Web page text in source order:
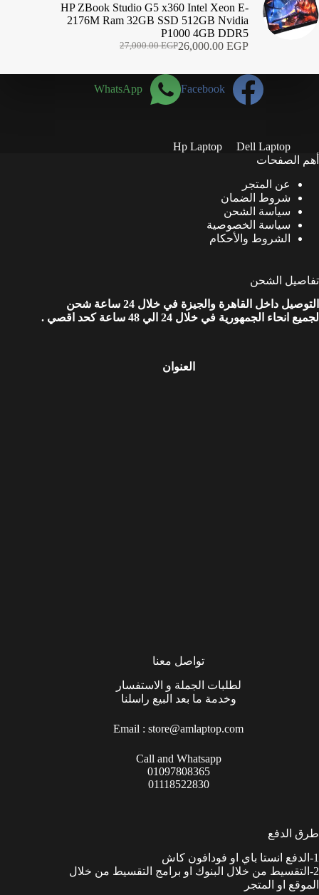
HP ZBook Studio G5 x360 Intel Xeon E-
2176M Ram 32GB SSD 512GB Nvidia
P1000 4GB DDR5
27,000.00EGP
السعر
هو:
27,000.00 EGP.
26,000.00 EGP
السعر
هو:
26,000.00 EGP.Facebook
WhatsApp
Dell Laptop
Hp Laptop
أهم الصفحات
عن المتجر
شروط الضمان
سياسة الشحن
سياسة الخصوصية
الشروط والأحكام
تفاصيل الشحن
التوصيل داخل القاهرة والجيزة في خلال 24 ساعة شحن
لجميع انحاء الجمهورية في خلال 24 الي 48 ساعة كحد اقصي .
العنوان
تواصل معنا
لطلبات الجملة و الاستفسار
وخدمة ما بعد البيع راسلنا
Email :store@amlaptop.com
Call and Whatsapp
01097808365
01118522830
طرق الدفع
1-الدفع انستا باي او فودافون كاش
2-التقسيط من خلال البنوك او برامج التقسيط من خلال
الموقع او المتجر